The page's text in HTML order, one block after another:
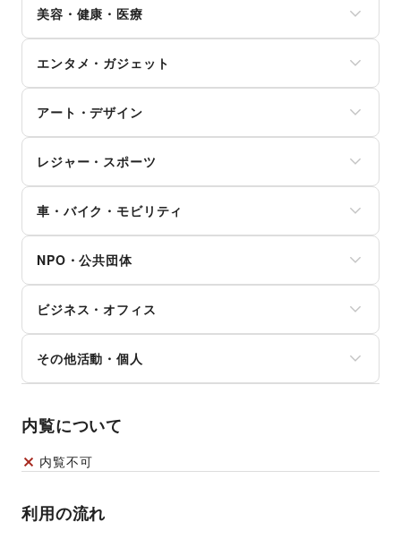
古着
その他ファッション
キッチンカー・移動販売
野菜・果物・生鮮食品
その他フード・飲食
花・盆栽・ドライフラワー
犬・猫・ペット
日用雑貨
食器・陶磁器
その他インテリア・生活雑貨
リサイクル雑貨・古本
冠婚葬祭
資格・習い事
リフォーム
住宅（購入・賃貸）
たばこ
修理・メンテナンス
就職・転職・求人
住宅ローン
証券・FX
不動産投資
その他金融サービス
ランドセル
学習教材・通信教育
子供向け教室・レッスン
塾・家庭教師
おもちゃ・絵本
その他子育て・教育
美容・健康・医療
ダイエット・健康グッズ
美容・コスメ・香水
ヘアケア・シャンプー
美容家電
ヘアサロン・ネイルサロン
マッサージ・整体
女性用品・フェムテック
コンタクトレンズ
医療・医薬品
その他美容・健康
エンタメ・ガジェット
スマホアクセサリー
ガジェット
ゲーム
アニメ
コミック・マンガ
アイドル・芸能人
CD・DVD・本・雑誌
Webメディア・アプリ
テレビ・ドラマ
映画
音楽・ライブ
演劇
占い
その他エンタメ・ガジェット
アート・デザイン
写真・イラストレーション
立体作品・彫刻
その他アート・デザイン
レジャー・スポーツ
キャンプ・アウトドア
野球
サッカー
バスケットボール
ゴルフ
その他レジャー・スポーツ
車・バイク・モビリティ
バイク・オートバイ
自転車・ロードバイク
マイクロモビリティ
その他車・バイク・モビリティ
NPO・公共団体
外国団体・大使館
募金・寄付
NPO・ボランティア活動
その他NPO・公共団体
ビジネス・オフィス
オフィス家具・OA機器
イベント企画・運営
その他活動・個人
内覧について
内覧不可
利用の流れ